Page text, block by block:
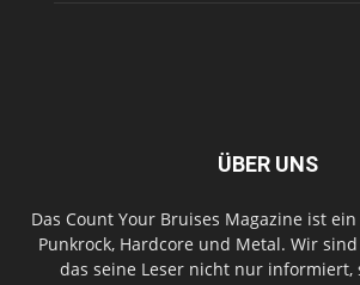
ÜBER UNS
Das Count Your Bruises Magazine ist
Punkrock, Hardcore und Metal. Wir
das seine Leser nicht nur informiert,